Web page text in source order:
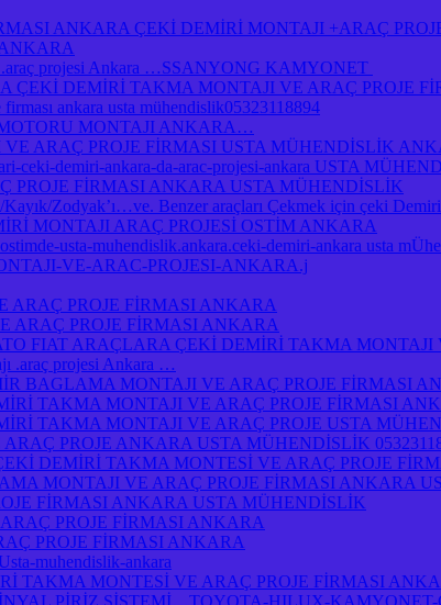
ANKARA ÇEKİ DEMİRİ MONTAJI +ARAÇ
projesi Ankara …SSANYONG KAMYONET
DEMİRİ TAKMA MONTAJI VE ARAÇ PROJE
ankara usta mühendislik05323118894
MONTAJI ANKARA…
ARAÇ PROJE FİRMASI USTA MÜHENDİSLİK
ceki-demiri-ankara-da-arac-projesi-ankara USTA
PROJE FİRMASI ANKARA USTA MÜHENDİSLİK
Zodyak’ı…ve. Benzer araçları Çekmek için çeki
MONTAJI ARAÇ PROJESİ OSTİM ANKARA
usta-muhendislik.ankara.ceki-demiri-ankara usta
VE-ARAC-PROJESI-ANKARA.j
ARAÇ PROJE FİRMASI ANKARA
ARAÇ PROJE FİRMASI ANKARA
FIAT ARAÇLARA ÇEKİ DEMİRİ TAKMA MONTAJI
.araç projesi Ankara …
BAGLAMA MONTAJI VE ARAÇ PROJE FİRMASI
TAKMA MONTAJI VE ARAÇ PROJE FİRMASI
TAKMA MONTAJI VE ARAÇ PROJE USTA
PROJE ANKARA USTA MÜHENDİSLİK
DEMİRİ TAKMA MONTESİ VE ARAÇ PROJE
MONTAJI VE ARAÇ PROJE FİRMASI ANKARA
FİRMASI ANKARA USTA MÜHENDİSLİK
PROJE FİRMASI ANKARA
PROJE FİRMASI ANKARA
muhendislik-ankara
TAKMA MONTESİ VE ARAÇ PROJE FİRMASI